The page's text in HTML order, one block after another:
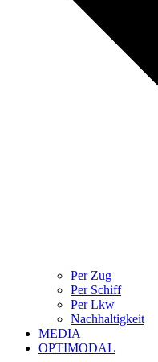
Per Zug
Per Schiff
Per Lkw
Nachhaltigkeit
MEDIA
OPTIMODAL